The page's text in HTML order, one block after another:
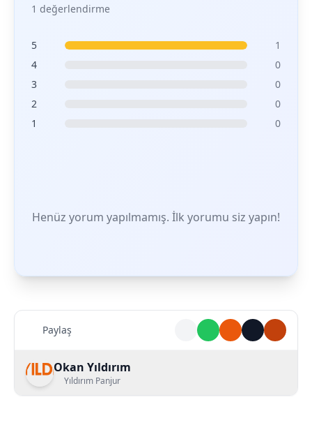
1 değerlendirme
5
1
4
0
3
0
2
0
1
0
Henüz yorum yapılmamış. İlk yorumu siz yapın!
Paylaş
Okan Yıldırım
Yıldırım Panjur